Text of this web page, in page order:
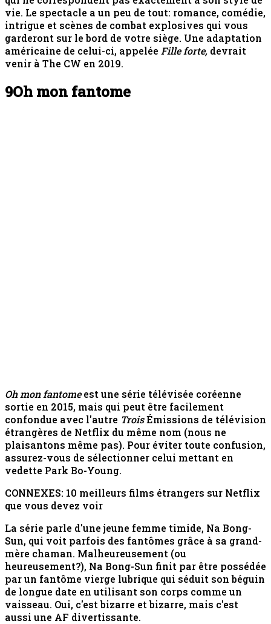
vie. Le spectacle a un peu de tout: romance, comédie,
intrigue et scènes de combat explosives qui vous
garderont sur le bord de votre siège. Une adaptation
américaine de celui-ci, appelée Fille forte, devrait
venir à The CW en 2019.
9Oh mon fantome
Oh mon fantomeest une série télévisée coréenne
sortie en 2015, mais qui peut être facilement
confondue avec l'autre TroisÉmissions de télévision
étrangères de Netflix du même nom (nous ne
plaisantons même pas). Pour éviter toute confusion,
assurez-vous de sélectionner celui mettant en
vedette Park Bo-Young.
CONNEXES: 10 meilleurs films étrangers sur Netflix
que vous devez voir
La série parle d'une jeune femme timide, Na Bong-
Sun, qui voit parfois des fantômes grâce à sa grand-
mère chaman. Malheureusement (ou
heureusement?), Na Bong-Sun finit par être possédée
par un fantôme vierge lubrique qui séduit son béguin
de longue date en utilisant son corps comme un
vaisseau. Oui, c'est bizarre et bizarre, mais c'est
aussi une AF divertissante.